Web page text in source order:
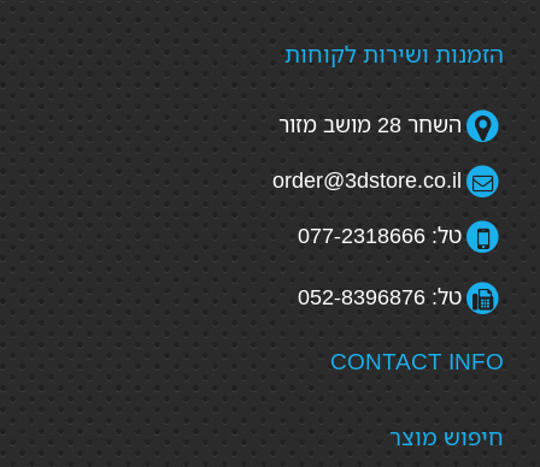
הזמנות ושירות לקוחות
השחר 28 מושב מזור
order@3dstore.co.il
טל: 077-2318666
טל: 052-8396876
CONTACT INFO
חיפוש מוצר